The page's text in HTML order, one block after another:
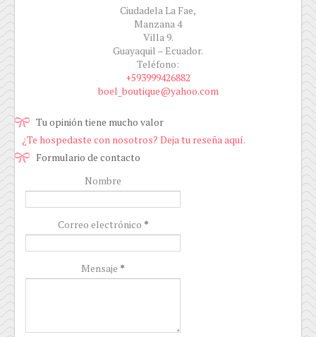
Ciudadela La Fae,
Manzana 4
Villa 9.
Guayaquil – Ecuador.
Teléfono:
+593999426882
boel_boutique@yahoo.com
Tu opinión tiene mucho valor
¿Te hospedaste con nosotros? Deja tu reseña aquí.
Formulario de contacto
Nombre
Correo electrónico *
Mensaje *